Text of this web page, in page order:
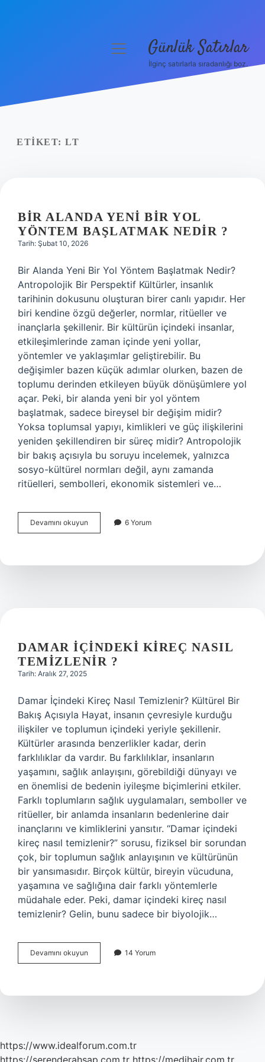
Yasal Uyarı
menüyü Günlük Satırlar
İlginç satırlarla sıradanlığı boz.
ETIKET: LT
BIR ALANDA YENI BIR YOL
YÖNTEM BAŞLATMAK NEDIR ?
Tarih: Şubat 10, 2026
Bir Alanda Yeni Bir Yol Yöntem Başlatmak Nedir?
Antropolojik Bir Perspektif Kültürler, insanlık
tarihinin dokusunu oluşturan birer canlı yapıdır. Her
biri kendine özgü değerler, normlar, ritüeller ve
inançlarla şekillenir. Bir kültürün içindeki insanlar,
etkileşimlerinde zaman içinde yeni yollar,
yöntemler ve yaklaşımlar geliştirebilir. Bu
değişimler bazen küçük adımlar olurken, bazen de
toplumu derinden etkileyen büyük dönüşümlere yol
açar. Peki, bir alanda yeni bir yol yöntem
başlatmak, sadece bireysel bir değişim midir?
Yoksa toplumsal yapıyı, kimlikleri ve güç ilişkilerini
yeniden şekillendiren bir süreç midir? Antropolojik
bir bakış açısıyla bu soruyu incelemek, yalnızca
sosyo-kültürel normları değil, aynı zamanda
ritüelleri, sembolleri, ekonomik sistemleri ve…
Devamını okuyun
alanda
yol
6 Yorum
DAMAR IÇINDEKI KIREÇ NASIL
TEMIZLENIR ?
Tarih: Aralık 27, 2025
Damar İçindeki Kireç Nasıl Temizlenir? Kültürel Bir
Bakış Açısıyla Hayat, insanın çevresiyle kurduğu
ilişkiler ve toplumun içindeki yeriyle şekillenir.
Kültürler arasında benzerlikler kadar, derin
farklılıklar da vardır. Bu farklılıklar, insanların
yaşamını, sağlık anlayışını, görebildiği dünyayı ve
en önemlisi de bedenin iyileşme biçimlerini etkiler.
Farklı toplumların sağlık uygulamaları, semboller ve
ritüeller, bir anlamda insanların bedenlerine dair
inançlarını ve kimliklerini yansıtır. “Damar içindeki
kireç nasıl temizlenir?” sorusu, fiziksel bir sorundan
çok, bir toplumun sağlık anlayışının ve kültürünün
bir yansımasıdır. Birçok kültür, bireyin vücuduna,
yaşamına ve sağlığına dair farklı yöntemlerle
müdahale eder. Peki, damar içindeki kireç nasıl
temizlenir? Gelin, bunu sadece bir biyolojik…
Devamını okuyun
içindeki
temizlenir
14 Yorum
https://www.idealforum.com.tr
https://serenderahsap.com.tr https://medihair.com.tr